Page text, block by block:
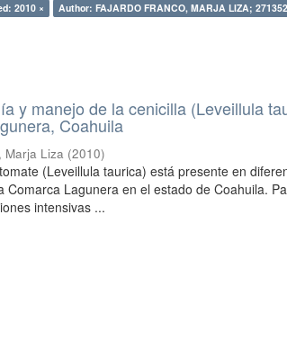
2010 × Author: FAJARDO FRANCO, MARJA LIZA;
y manejo de la cenicilla (Leveillula
Coahuila
Marja Liza (2010)
(Leveillula taurica) está presente en
Comarca Lagunera en el estado de Coahuila.
intensivas ...